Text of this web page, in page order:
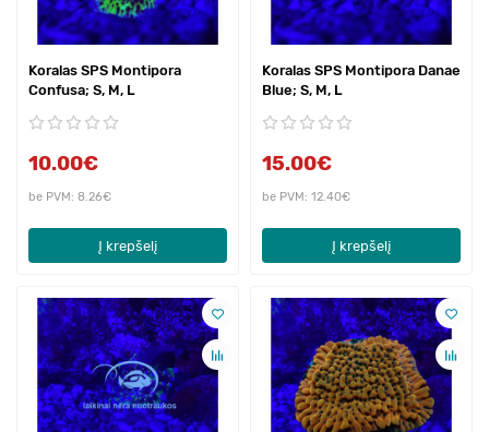
Koralas SPS Montipora
Confusa; S, M, L
10.00€
be PVM: 8.26€
Į krepšelį
Koralas SPS Montipora Danae
Blue; S, M, L
15.00€
be PVM: 12.40€
Į krepšelį